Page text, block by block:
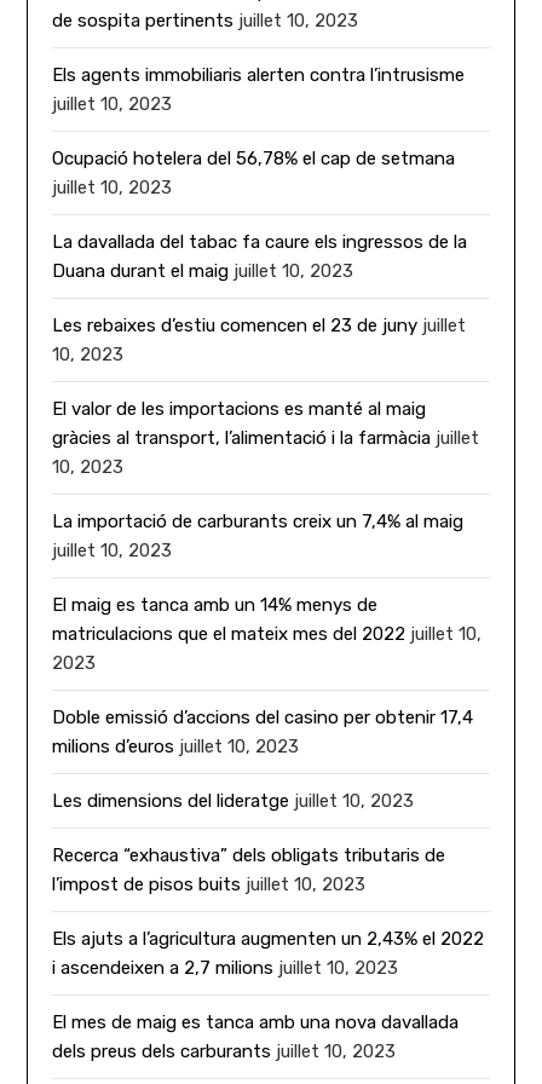
de sospita pertinents juillet 10, 2023
Els agents immobiliaris alerten contra l’intrusisme
juillet 10, 2023
Ocupació hotelera del 56,78% el cap de setmana
juillet 10, 2023
La davallada del tabac fa caure els ingressos de la
Duana durant el maig juillet 10, 2023
Les rebaixes d’estiu comencen el 23 de juny juillet
10, 2023
El valor de les importacions es manté al maig
gràcies al transport, l’alimentació i la farmàcia juillet
10, 2023
La importació de carburants creix un 7,4% al maig
juillet 10, 2023
El maig es tanca amb un 14% menys de
matriculacions que el mateix mes del 2022 juillet 10,
2023
Doble emissió d’accions del casino per obtenir 17,4
milions d’euros juillet 10, 2023
Les dimensions del lideratge juillet 10, 2023
Recerca “exhaustiva” dels obligats tributaris de
l’impost de pisos buits juillet 10, 2023
Els ajuts a l’agricultura augmenten un 2,43% el 2022
i ascendeixen a 2,7 milions juillet 10, 2023
El mes de maig es tanca amb una nova davallada
dels preus dels carburants juillet 10, 2023